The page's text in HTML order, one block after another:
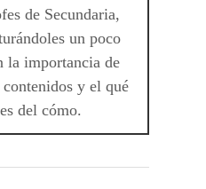
de Secundaria,
un poco
la importancia de
y el qué
del cómo.